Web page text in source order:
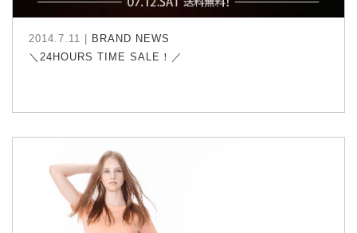
2014.7.11 |
BRAND NEWS
＼24HOURS TIME SALE！／